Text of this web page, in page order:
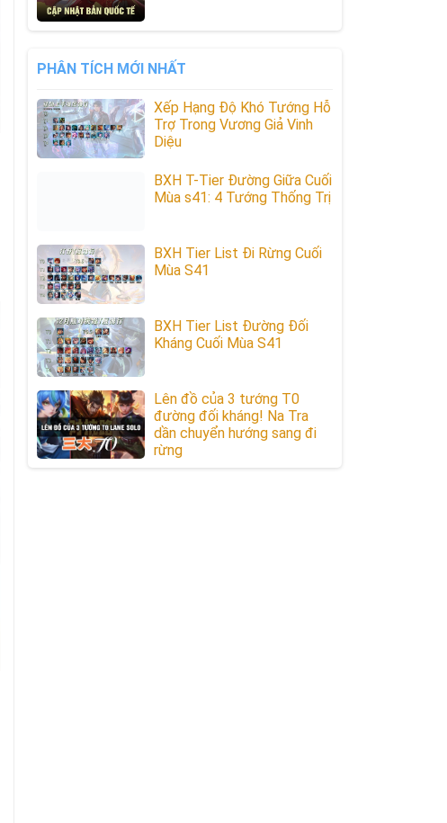
PHÂN TÍCH MỚI NHẤT
Xếp Hạng Độ Khó Tướng Hỗ
Trợ Trong Vương Giả Vinh
Diệu
BXH T-Tier Đường Giữa Cuối
Mùa s41: 4 Tướng Thống Trị
BXH Tier List Đi Rừng Cuối
Mùa S41
BXH Tier List Đường Đối
Kháng Cuối Mùa S41
Lên đồ của 3 tướng T0
đường đối kháng! Na Tra
dần chuyển hướng sang đi
rừng